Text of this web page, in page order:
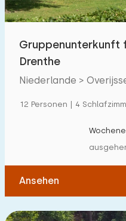
Entfernungen
Von Balkbrug(max. km):
Zum Meer(max. km):
5
1 2
Gruppenunterkunft
Drenthe
Niederlande >
12 Personen | 4
Ansehen